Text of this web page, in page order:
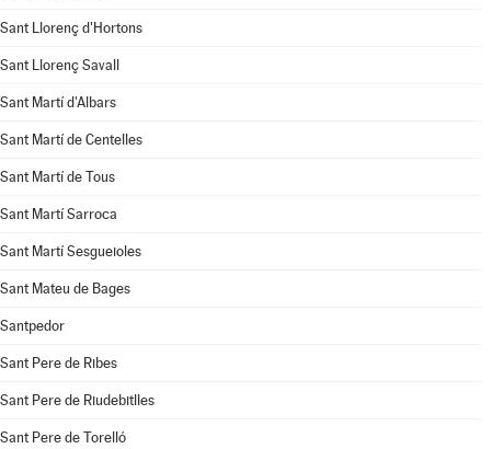
Sant Llorenç d'Hortons
Sant Llorenç Savall
Sant Martí d'Albars
Sant Martí de Centelles
Sant Martí de Tous
Sant Martí Sarroca
Sant Martí Sesgueioles
Sant Mateu de Bages
Santpedor
Sant Pere de Ribes
Sant Pere de Riudebitlles
Sant Pere de Torelló